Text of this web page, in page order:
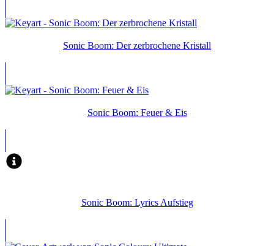
Sonic Boom: Der zerbrochene Kristall
Sonic Boom: Feuer & Eis
Sonic Boom: Lyrics Aufstieg